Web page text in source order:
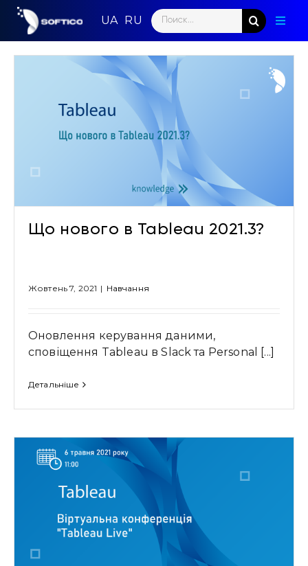
Skip
content
Search
for:
Що нового в Tableau 2021.3?
Жовтень 7, 2021 | Навчання
Оновлення керування даними,
сповіщення Tableau в Slack та Personal [...]
Детальніше